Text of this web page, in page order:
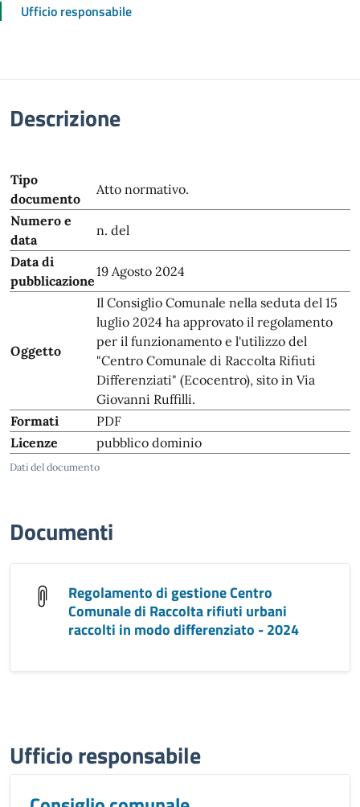
Ufficio responsabile
Descrizione
Dati del documento
Tipo
documento
Atto normativo.
Numero e
data
n. del
Data di
pubblicazione
19 Agosto 2024
Oggetto
Il Consiglio Comunale nella seduta del 15
luglio 2024 ha approvato il regolamento
per il funzionamento e l'utilizzo del
"Centro Comunale di Raccolta Rifiuti
Differenziati" (Ecocentro), sito in Via
Giovanni Ruffilli.
Formati
PDF
Licenze
pubblico dominio
Documenti
Regolamento di gestione Centro
Comunale di Raccolta rifiuti urbani
raccolti in modo differenziato - 2024
Ufficio responsabile